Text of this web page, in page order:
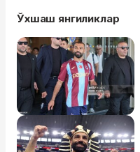
Ўхшаш янгиликлар